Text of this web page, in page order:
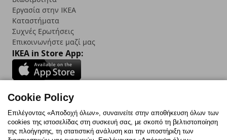
Εργασία στην IKEA
Καταστήματα
Συχνές Ερωτήσεις
Επικοινωνήστε μαζί μας
IKEA in Store App:
FacebookInstagram
TikTokYoutubePinterestTwitter
Cookie Policy
Επιλέγοντας «Αποδοχή όλων», συναινείτε στην αποθήκευση όλων των
cookies της ιστοσελίδας στη συσκευή σας, με σκοπό τη βελτιστοποίηση
της πλοήγησης, τη στατιστική ανάλυση και την υποστήριξη των